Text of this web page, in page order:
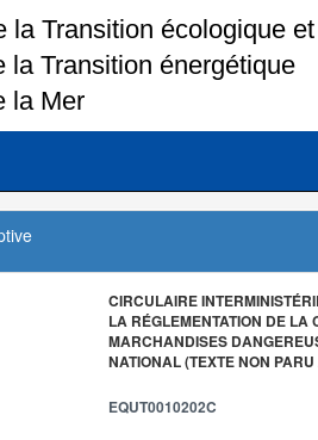
CIRCULAIRE
LA RÉGLEMENTATION DE LA
MARCHANDISES
NATIONAL (TEXTE NON
EQUT0010202C